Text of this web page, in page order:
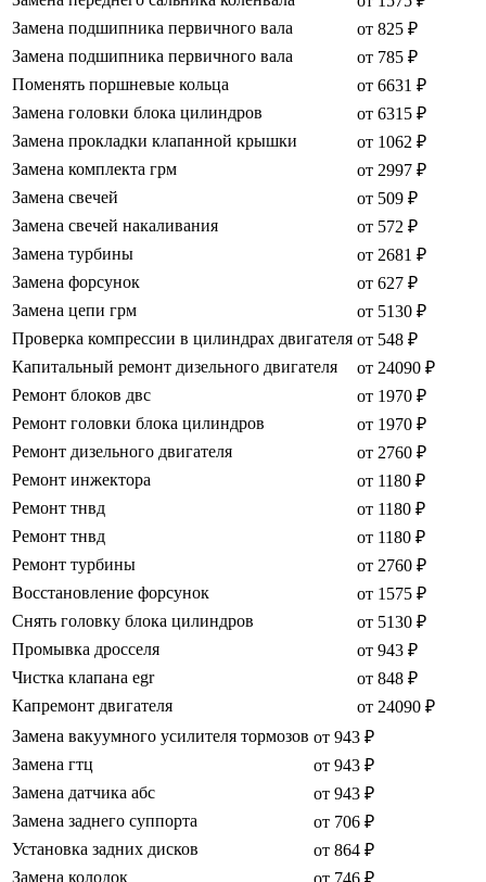
Замена подшипника первичного вала
от 825 ₽
Замена подшипника первичного вала
от 785 ₽
Поменять поршневые кольца
от 6631 ₽
Замена головки блока цилиндров
от 6315 ₽
Замена прокладки клапанной крышки
от 1062 ₽
Замена комплекта грм
от 2997 ₽
Замена свечей
от 509 ₽
Замена свечей накаливания
от 572 ₽
Замена турбины
от 2681 ₽
Замена форсунок
от 627 ₽
Замена цепи грм
от 5130 ₽
Проверка компрессии в цилиндрах двигателя от 548 ₽
Капитальный ремонт дизельного двигателя
от 24090 ₽
Ремонт блоков двс
от 1970 ₽
Ремонт головки блока цилиндров
от 1970 ₽
Ремонт дизельного двигателя
от 2760 ₽
Ремонт инжектора
от 1180 ₽
Ремонт тнвд
от 1180 ₽
Ремонт тнвд
от 1180 ₽
Ремонт турбины
от 2760 ₽
Восстановление форсунок
от 1575 ₽
Снять головку блока цилиндров
от 5130 ₽
Промывка дросселя
от 943 ₽
Чистка клапана egr
от 848 ₽
Капремонт двигателя
от 24090 ₽
Замена вакуумного усилителя тормозов от 943 ₽
Замена гтц
от 943 ₽
Замена датчика абс
от 943 ₽
Замена заднего суппорта
от 706 ₽
Установка задних дисков
от 864 ₽
Замена колодок